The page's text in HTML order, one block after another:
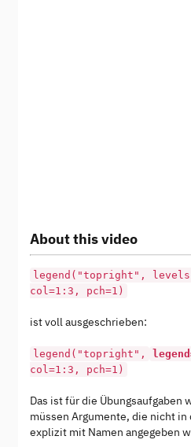
About this video
legend("topright",
col=1:3, pch=1)
ist voll ausgeschrieben:
legend("topright",
col=1:3, pch=1)
Das ist für die Übungsaufgaben
müssen Argumente, die nicht
explizit mit Namen angegeben